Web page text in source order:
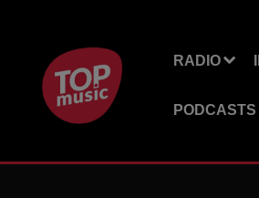
RADIO
PODCASTS